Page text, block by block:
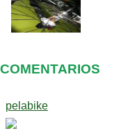
COMENTARIOS
pelabike